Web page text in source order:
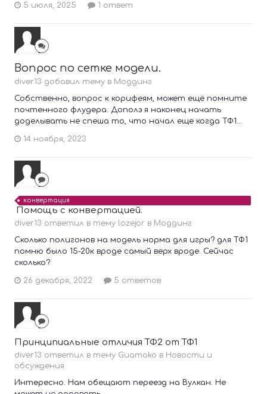
5 июля, 2025 1 ответ
Вопрос по сетке модели.
diver13 добавил тему в Моддинг
Собственно, вопрос к корифеям, может ещё помните
почтенного флудера. Дополз я наконец начать
доделывать не спеша то, что начал еще когда ТФ1...
14 ноября, 2023
конвертация
Помощь с конвертацией.
diver13 ответил в тему lozejor в Моддинг
Сколько полигонов на модель норма для игры? для ТФ1
помню было 15-20к вроде самый верх вроде. Сейчас
сколько?
26 декабря, 2022 5 ответов
Принципиальные отличия ТФ2 от ТФ1
diver13 ответил в тему Guamoko в Новости и
обсуждения
Интересно. Нам обещают переезд на Вулкан. Не